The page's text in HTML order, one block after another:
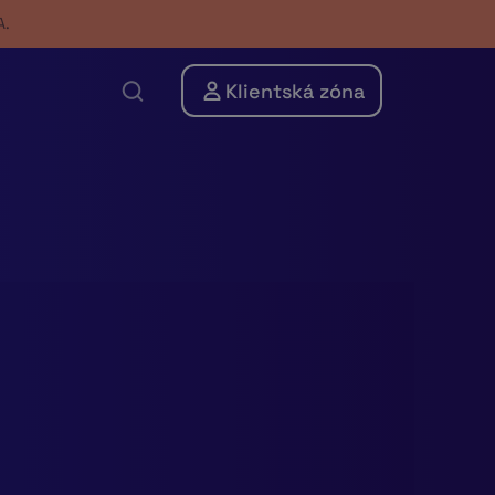
Klientská zóna